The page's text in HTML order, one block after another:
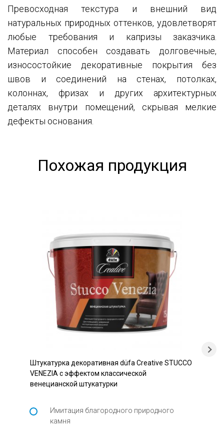
Превосходная текстура и внешний вид
натуральных природных оттенков, удовлетворят
любые требования и капризы заказчика.
Материал способен создавать долговечные,
износостойкие декоративные покрытия без
швов и соединений на стенах, потолках,
колоннах, фризах и других архитектурных
деталях внутри помещений, скрывая мелкие
дефекты основания.
Похожая продукция
Штукатурка декоративная düfa Creative STUCCO
VENEZIA с эффектом классической
венецианской штукатурки
Имитация благородного природного
камня